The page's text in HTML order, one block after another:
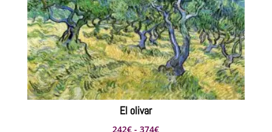
El olivar
242€ - 374€Rango